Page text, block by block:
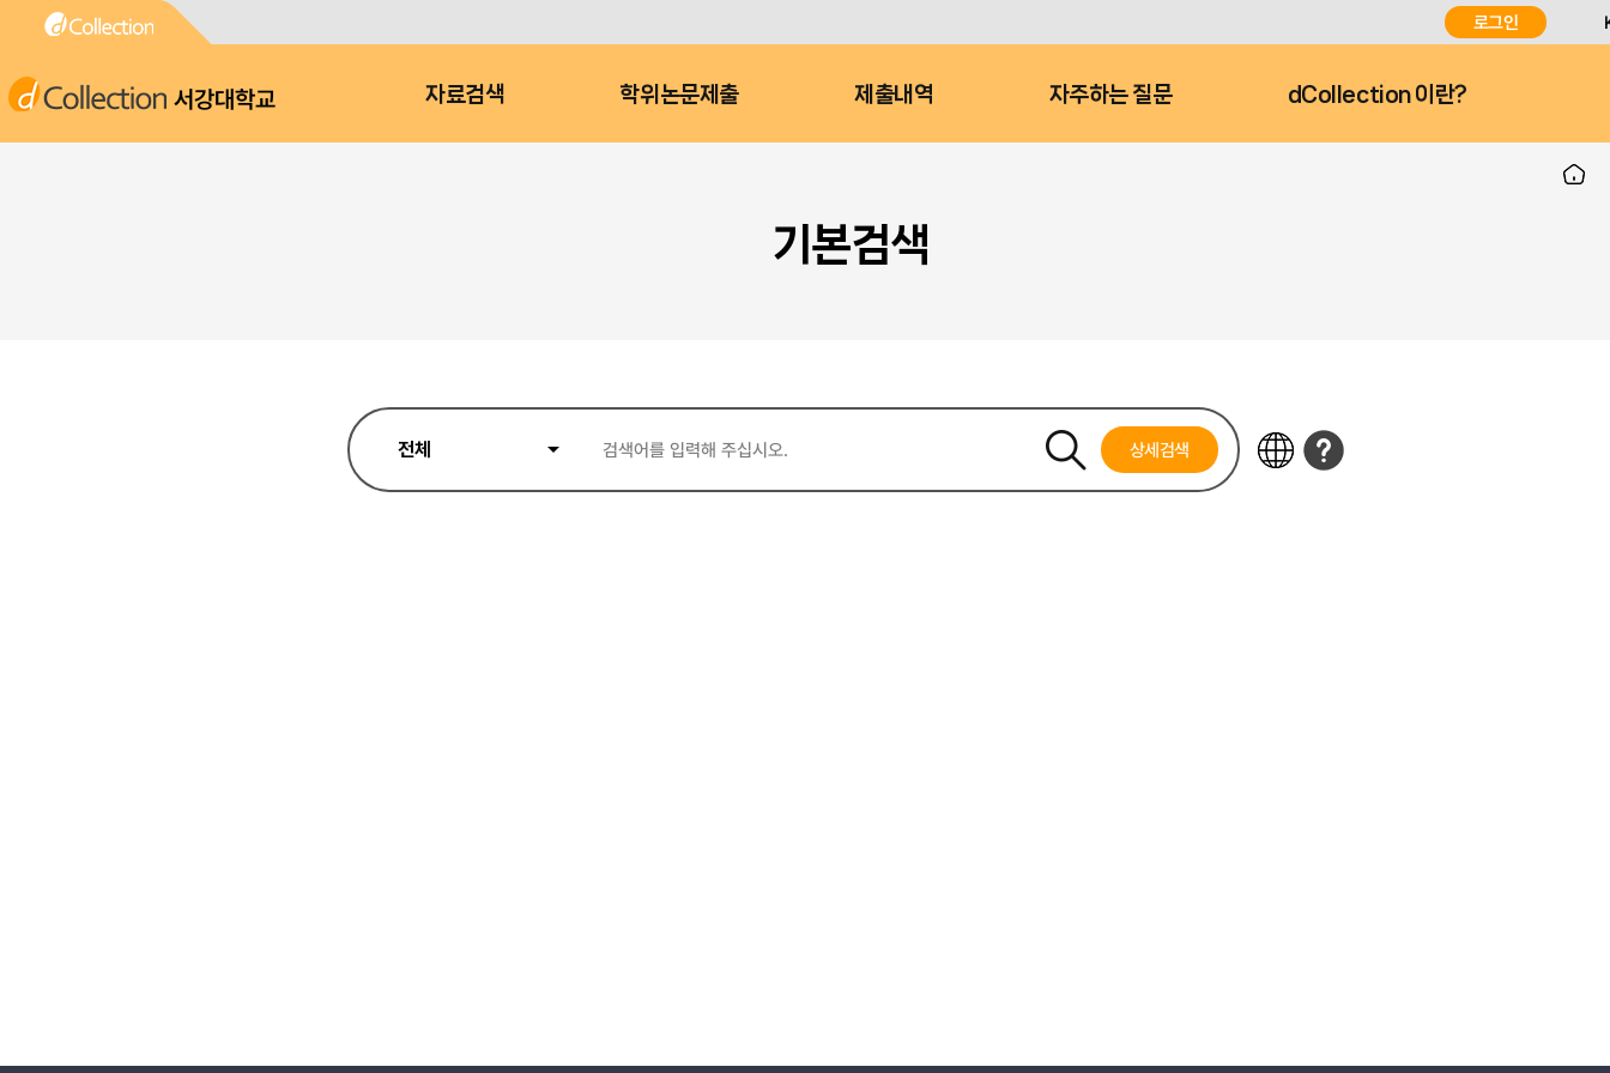
로그인
서강대학교 자료검색 학위논문제출 제출내역 자주하는 질문 dCollection 이란?
기본검색
상세검색